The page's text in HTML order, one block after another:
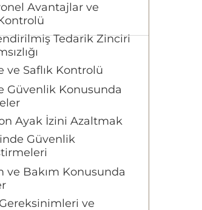
Avantajlar ve
Tedarik Zinciri
ve Saflık Kontrolü
Güvenlik Konusunda
Ayak İzini Azaltmak
Güvenlik
ve Bakım Konusunda
ve